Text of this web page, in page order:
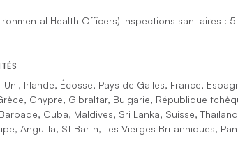
Health Officers) Inspections sanitaires :
Uni, Irlande, Écosse, Pays de Galles, France,
Chypre, Gibraltar, Bulgarie, République
Cuba, Maldives, Sri Lanka, Suisse,
Anguilla, St Barth, Iles Vierges Britanniques,